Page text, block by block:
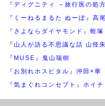
『ディグニティ －旅行医の処
『くーねるまるた ぬーぼ』高
『さよならダイヤモンド』蛭塚
『山人が語る不思議な話 山怪
『MUSE』鬼山瑞樹
『お別れホスピタル』沖田×華
『気まぐれコンセプト』ホイ